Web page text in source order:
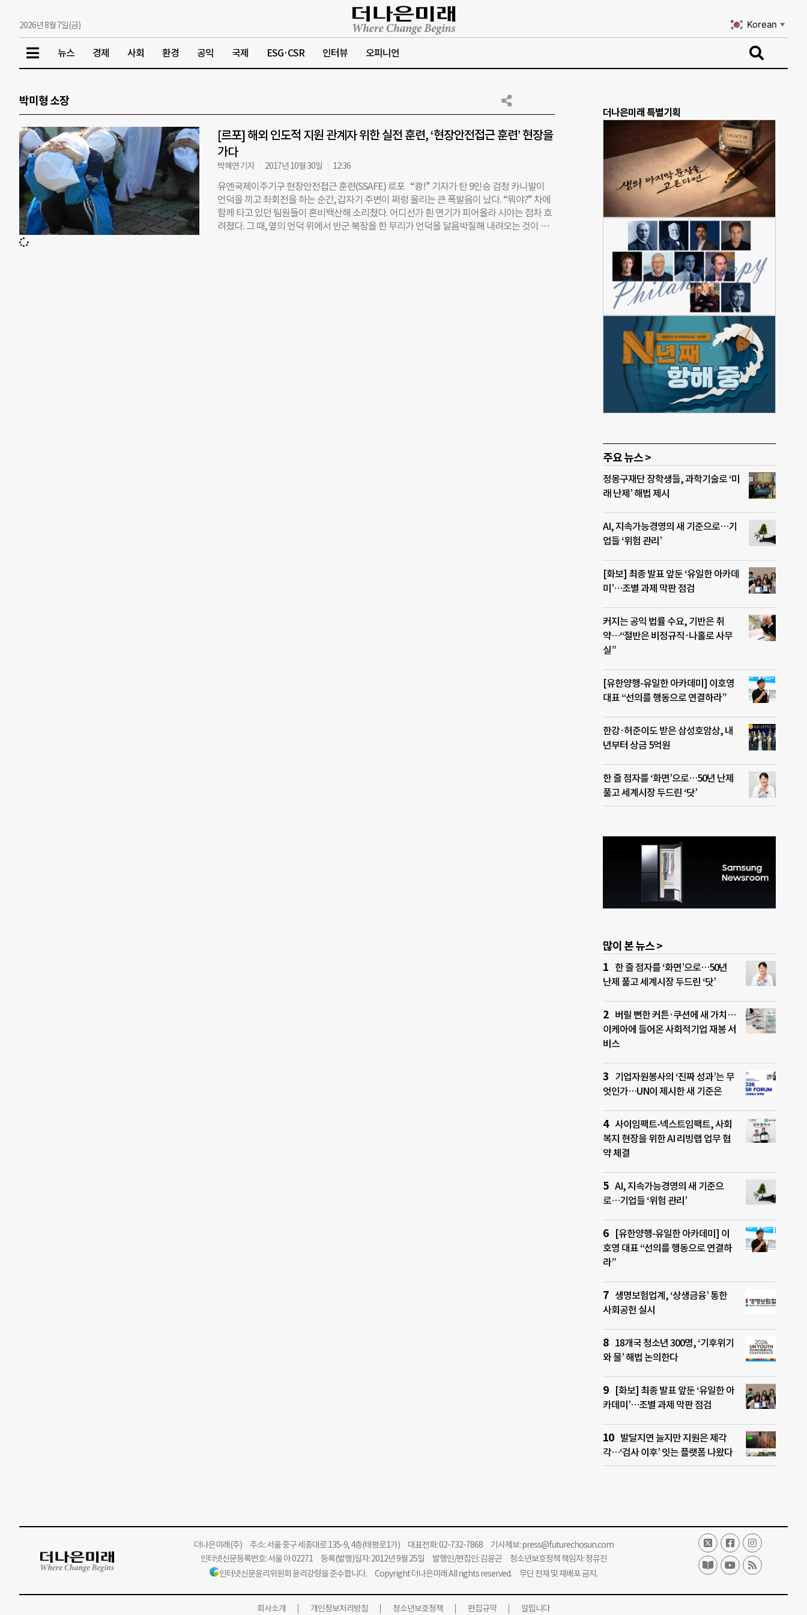
2026년 8월 7일(금) Korean ▼
뉴스 경제 사회 환경 공익 국제 ESG·CSR 인터뷰 오피니언
박미형 소장
[르포] 해외 인도적 지원 관계자 위한 실전 훈련, ‘현장안전접근 훈련’ 현장을
가다
박혜연 기자 2017년 10월 30일 12:36
유엔국제이주기구 현장안전접근 훈련(SSAFE) 르포 “쾅!” 기자가 탄 9인승 검정 카니발이
언덕을 끼고 좌회전을 하는 순간, 갑자기 주변이 쩌렁 울리는 큰 폭발음이 났다. “뭐야?” 차에
함께 타고 있던 팀원들이 혼비백산해 소리쳤다. 어디선가 흰 연기가 피어올라 시야는 점차 흐
려졌다. 그 때, 옆의 언덕 위에서 반군 복장을 한 무리가 언덕을 달음박질해 내려오는 것이 보
더나은미래 특별기획
주요 뉴스 >
정몽구재단 장학생들, 과학기술로 ‘미
래 난제’ 해법 제시
AI, 지속가능경영의 새 기준으로…기
업들 ‘위험 관리’
[화보] 최종 발표 앞둔 ‘유일한 아카데
미’…조별 과제 막판 점검
커지는 공익 법률 수요, 기반은 취
약…“절반은 비정규직·나홀로 사무
실”
[유한양행-유일한 아카데미] 이호영
대표 “선의를 행동으로 연결하라”
한강·허준이도 받은 삼성호암상, 내
년부터 상금 5억원
한 줄 점자를 ‘화면’으로…50년 난제
풀고 세계시장 두드린 ‘닷’
많이 본 뉴스 >
한 줄 점자를 ‘화면’으로…50년
난제 풀고 세계시장 두드린 ‘닷’
버릴 뻔한 커튼·쿠션에 새 가치…
이케아에 들어온 사회적기업 재봉 서
비스
기업자원봉사의 ‘진짜 성과’는 무
엇인가…UN이 제시한 새 기준은
사이임팩트-넥스트임팩트, 사회
복지 현장을 위한 AI 리빙랩 업무 협
약 체결
AI, 지속가능경영의 새 기준으
로…기업들 ‘위험 관리’
[유한양행-유일한 아카데미] 이
호영 대표 “선의를 행동으로 연결하
라”
생명보험업계, ‘상생금융’ 통한
사회공헌 실시
18개국 청소년 300명, ‘기후위기
와 물’ 해법 논의한다
[화보] 최종 발표 앞둔 ‘유일한 아
카데미’…조별 과제 막판 점검
발달지연 늘지만 지원은 제각
각…‘검사 이후’ 잇는 플랫폼 나왔다
더나은미래(주)주소: 서울 중구 세종대로 135-9, 4층(태평로1가) 대표전화: 02-732-7868 기사제보:press@futurechosun.com
인터넷신문등록번호: 서울 아 02271 등록(발행)일자: 2012년 9월 25일 발행인/편집인: 김윤곤 청소년보호정책 책임자: 정유진
인터넷신문윤리위원회 윤리강령을 준수합니다. Copyright 더나은미래 All rights reserved. 무단 전재 및 재배포 금지.
회사소개 개인정보처리방침 청소년보호정책 편집규약 알립니다